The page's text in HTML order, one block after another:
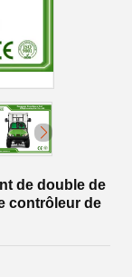
de double de
contrôleur de